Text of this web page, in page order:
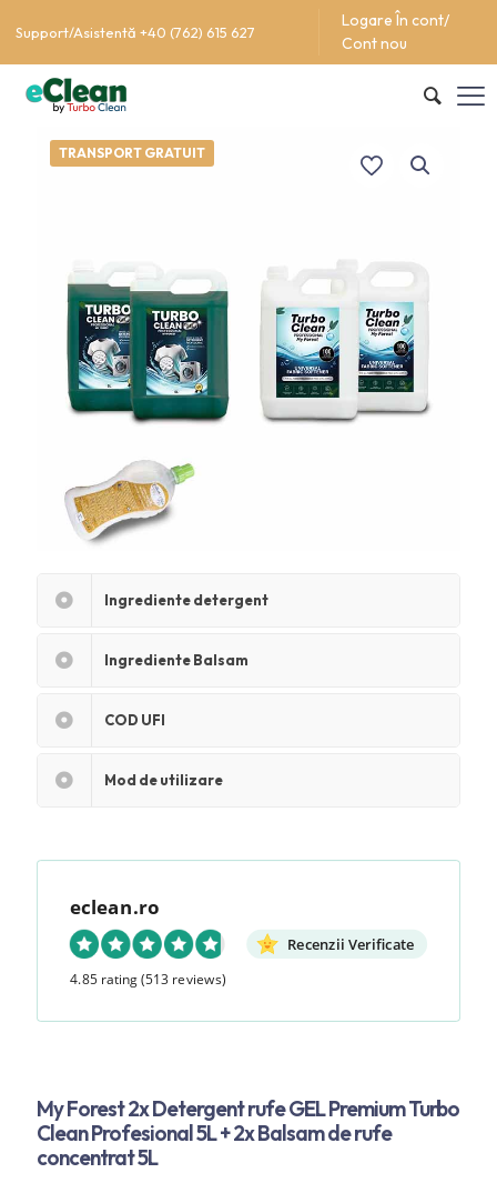
Support/Asistentă +40 (762) 615 627
Logare În cont/
Cont nou
TRANSPORT GRATUIT
Ingrediente detergent
Ingrediente Balsam
COD UFI
Mod de utilizare
eclean.ro
Recenzii Verificate
4.85 rating(513 reviews)
My Forest 2x Detergent rufe GEL Premium Turbo
Clean Profesional 5L + 2x Balsam de rufe
concentrat 5L